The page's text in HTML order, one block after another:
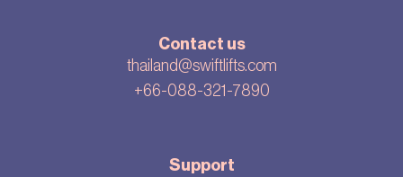
Contact us
thailand@swiftlifts.com
+66-088-321-7890
Support